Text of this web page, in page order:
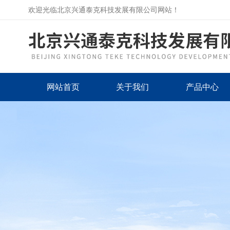
欢迎光临北京兴通泰克科技发展有限公司网站！
网站首页 关于我们 产品中心